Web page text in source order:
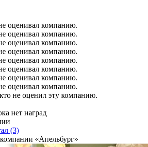
оценивал компанию.
оценивал компанию.
оценивал компанию.
оценивал компанию.
оценивал компанию.
оценивал компанию.
оценивал компанию.
оценивал компанию.
не оценил эту компанию.
нет наград
(3)
«Апельбург»